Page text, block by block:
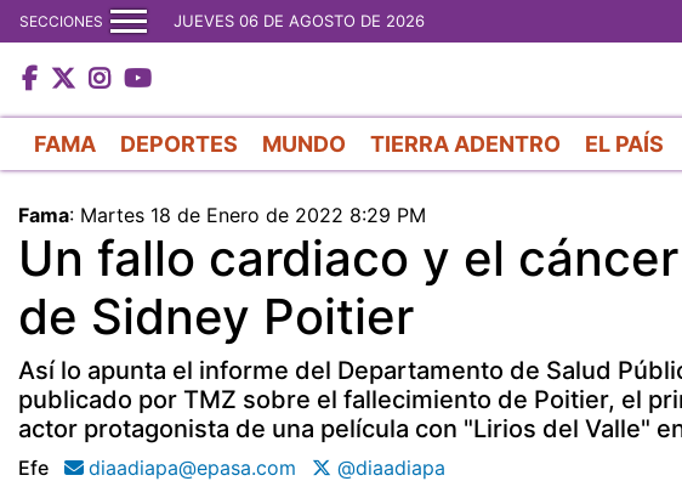
SECCIONES JUEVES 06 DE AGOSTO DE 2026
FAMA DEPORTES MUNDO TIERRA ADENTRO EL PAÍS
Fama: Martes 18 de Enero de 2022 8:29 PM
Un fallo cardiaco y el
de Sidney Poitier
Así lo apunta el informe del Departamento de Salud
publicado por TMZ sobre el fallecimiento de Poitier, el
actor protagonista de una película con "Lirios del Valle"
Efe diaadiapa@epasa.com @diaadiapa